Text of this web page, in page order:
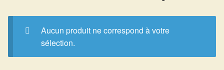
Nouveautés
Bijoux
Panier
Search
Aucun produit ne correspond à votre
sélection.